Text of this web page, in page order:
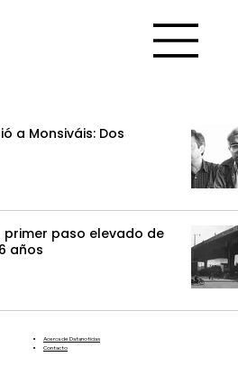
a Monsiváis: Dos
primer paso elevado de
años
Acerca de Datanoticias
Contacto